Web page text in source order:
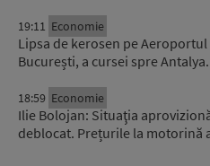
19:11 Economie
Lipsa de kerosen pe Aeroportul
București, a cursei spre
18:59 Economie
Ilie Bolojan: Situaţia
deblocat. Prețurile la motorină